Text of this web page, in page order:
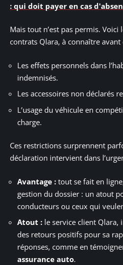
: qui doit payer en cas
Mais tout n’est pas permis.
contrats Qlara, à connaître avant
Les effets personnels dans
indemnisés.
Les accessoires non déclarés
L’usage du véhicule en
charge.
Ces restrictions surprennent
déclaration intervient dans
Avantage : tout se fait en
gestion du dossier : un atout
conducteurs ou ceux qui
Atout : le service client Qlara,
des retours positifs pour sa
réponses, comme en
assurance auto.